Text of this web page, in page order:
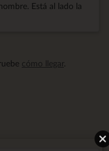
Está al lado la
cómo llegar.